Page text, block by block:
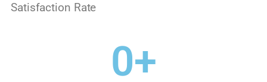
Satisfaction Rate
0+